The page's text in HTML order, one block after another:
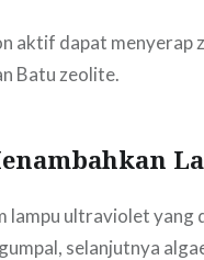
aktif dapat menyerap
Batu zeolite.
lampu ultraviolet yang
selanjutnya